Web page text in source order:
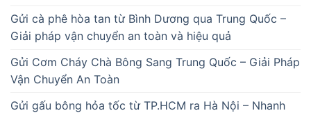
Gửi cà phê hòa tan từ Bình Dương qua Trung Quốc –
Giải pháp vận chuyển an toàn và hiệu quả
Gửi Cơm Cháy Chà Bông Sang Trung Quốc – Giải Pháp
Vận Chuyển An Toàn
Gửi gấu bông hỏa tốc từ TP.HCM ra Hà Nội – Nhanh